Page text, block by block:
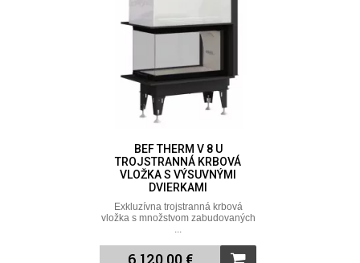
BEF THERM V 8 U
TROJSTRANNÁ KRBOVÁ
VLOŽKA S VÝSUVNÝMI
DVIERKAMI
Exkluzívna trojstranná krbová
vložka s množstvom zabudovaných
6 120,00 €